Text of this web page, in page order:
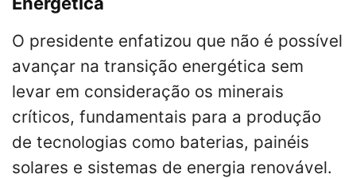
O presidente enfatizou que não é possível
avançar na transição energética sem
levar em consideração os minerais
críticos, fundamentais para a produção
de tecnologias como baterias, painéis
solares e sistemas de energia renovável.